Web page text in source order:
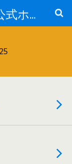
美浜町立河和中学校公式ホームページ